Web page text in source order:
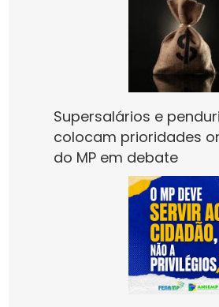
Supersalários e
colocam prioridades
do MP em debate